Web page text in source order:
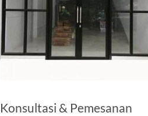
Konsultasi & Pemesanan